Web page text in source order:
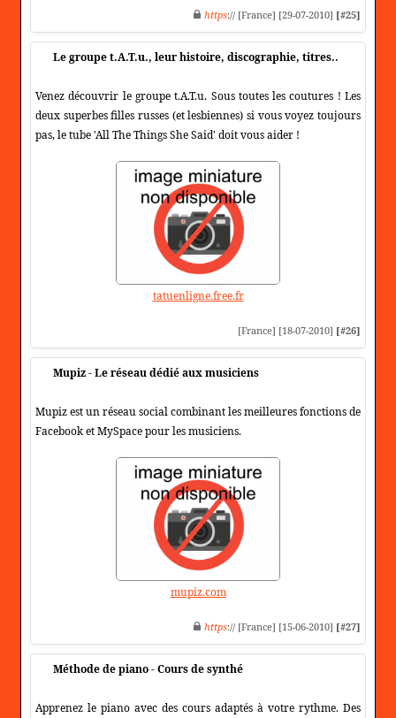
https:// [France] [29-07-2010] [#25]
Le groupe t.A.T.u., leur histoire, discographie, titres..
Venez découvrir le groupe t.A.T.u. Sous toutes les coutures ! Les
deux superbes filles russes (et lesbiennes) si vous voyez toujours
pas, le tube 'All The Things She Said' doit vous aider !
tatuenligne.free.fr
[France] [18-07-2010] [#26]
Mupiz - Le réseau dédié aux musiciens
Mupiz est un réseau social combinant les meilleures fonctions de
Facebook et MySpace pour les musiciens.
mupiz.com
https:// [France] [15-06-2010] [#27]
Méthode de piano - Cours de synthé
Apprenez le piano avec des cours adaptés à votre rythme. Des